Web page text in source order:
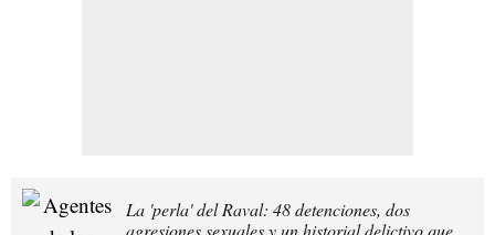
La 'perla' del Raval: 48 detenciones, dos
agresiones sexuales y un historial delictivo que